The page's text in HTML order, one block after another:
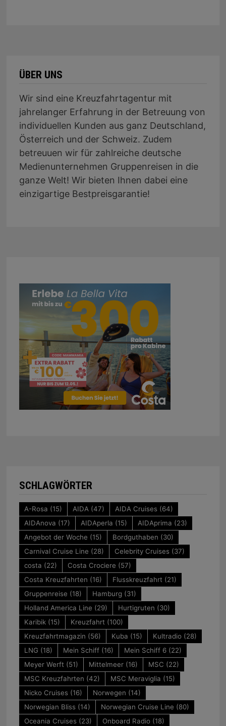
ÜBER UNS
Wir sind eine Kreuzfahrtagentur mit
jahrelanger Erfahrung in der Betreuung von
individuellen Kunden aus ganz Deutschland,
Österreich und der Schweiz. Zudem
betreuuen wir für zahlreiche deutsche
Medienunternehmen Gruppenreisen in die
ganze Welt! Wir bieten Ihnen dabei eine
einzigartige Bestpreisgarantie!
SCHLAGWÖRTER
A-Rosa (15) AIDA(47) AIDA Cruises (64)
AIDAnova (17) AIDAperla (15) AIDAprima (23)
Angebot der Woche (15) Bordguthaben (30)
Carnival Cruise Line (28) Celebrity Cruises (37)
costa (22) Costa Crociere (57)
Costa Kreuzfahrten (16) Flusskreuzfahrt(21)
Gruppenreise (18) Hamburg (31)
Holland America Line (29) Hurtigruten (30)
Karibik(15) Kreuzfahrt(100)
Kreuzfahrtmagazin (56) Kuba (15) Kultradio(28)
LNG (18) Mein Schiff(16) Mein Schiff 6(22)
Meyer Werft(51) Mittelmeer(16) MSC (22)
MSC Kreuzfahrten (42) MSC Meraviglia (15)
Nicko Cruises (16) Norwegen (14)
Norwegian Bliss (14) Norwegian Cruise Line (80)
Oceania Cruises (23) Onboard Radio(18)